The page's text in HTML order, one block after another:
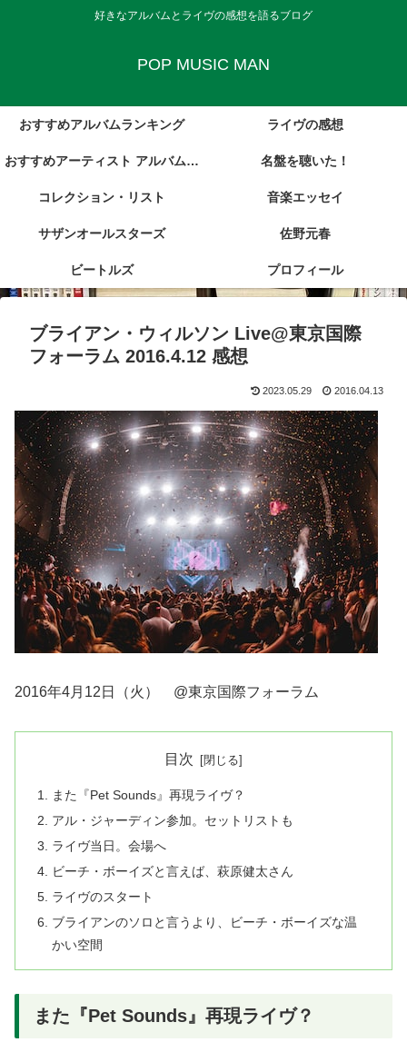
好きなアルバムとライヴの感想を語るブログ
POP MUSIC MAN
おすすめアルバムランキング ライヴの感想
おすすめアーティスト アルバム・
レビュー集
名盤を聴いた！
コレクション・リスト 音楽エッセイ
サザンオールスターズ 佐野元春
ビートルズ プロフィール
ブライアン・ウィルソン Live@東京国際
フォーラム 2016.4.12 感想
2023.05.29 2016.04.13
2016年4月12日（火） @東京国際フォーラム
目次
また『Pet Sounds』再現ライヴ？
アル・ジャーディン参加。セットリストも
ライヴ当日。会場へ
ビーチ・ボーイズと言えば、萩原健太さん
ライヴのスタート
ブライアンのソロと言うより、ビーチ・ボーイズな温
かい空間
また『Pet Sounds』再現ライヴ？